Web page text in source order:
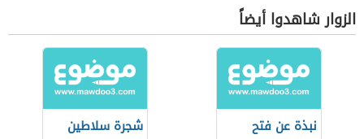
الزوار شاهدوا أيضاً
نبذة عن فتح
شجرة سلاطين